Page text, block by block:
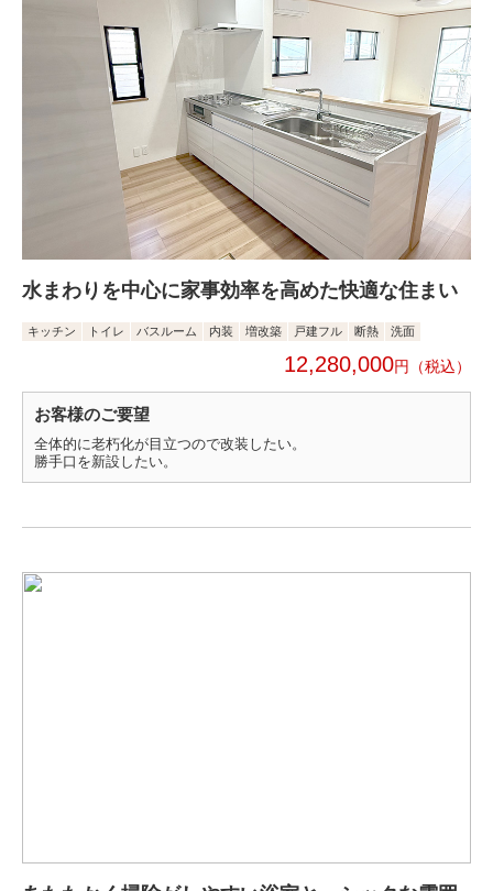
水まわりを中心に家事効率を高めた快適な住まい
キッチン トイレ バスルーム 内装 増改築 戸建フル 断熱 洗面
12,280,000円
お客様のご要望
全体的に老朽化が目立つので改装したい。
勝手口を新設したい。